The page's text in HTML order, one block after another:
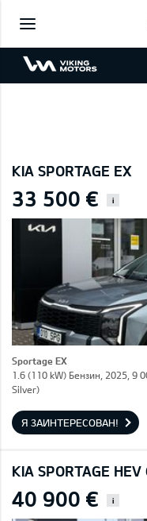
KIA SPORTAGE EX
33 500 € i
Sportage EX
1.6 (110 kW) Бензин, 2025, 9
Silver)
Я ЗАИНТЕРЕСОВАН!
KIA SPORTAGE
40 900 € i